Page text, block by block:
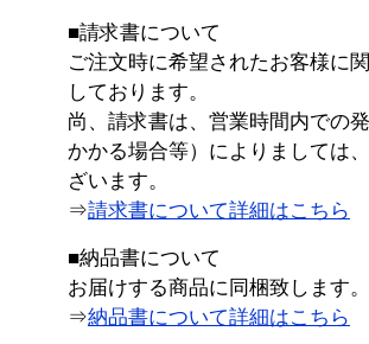
■請求書について
ご注文時に希望されたお客様に
しております。
尚、請求書は、営業時間内での
かかる場合等）によりましては
ざいます。
⇒請求書について詳細はこちら
■納品書について
お届けする商品に同梱致します。
⇒納品書について詳細はこちら